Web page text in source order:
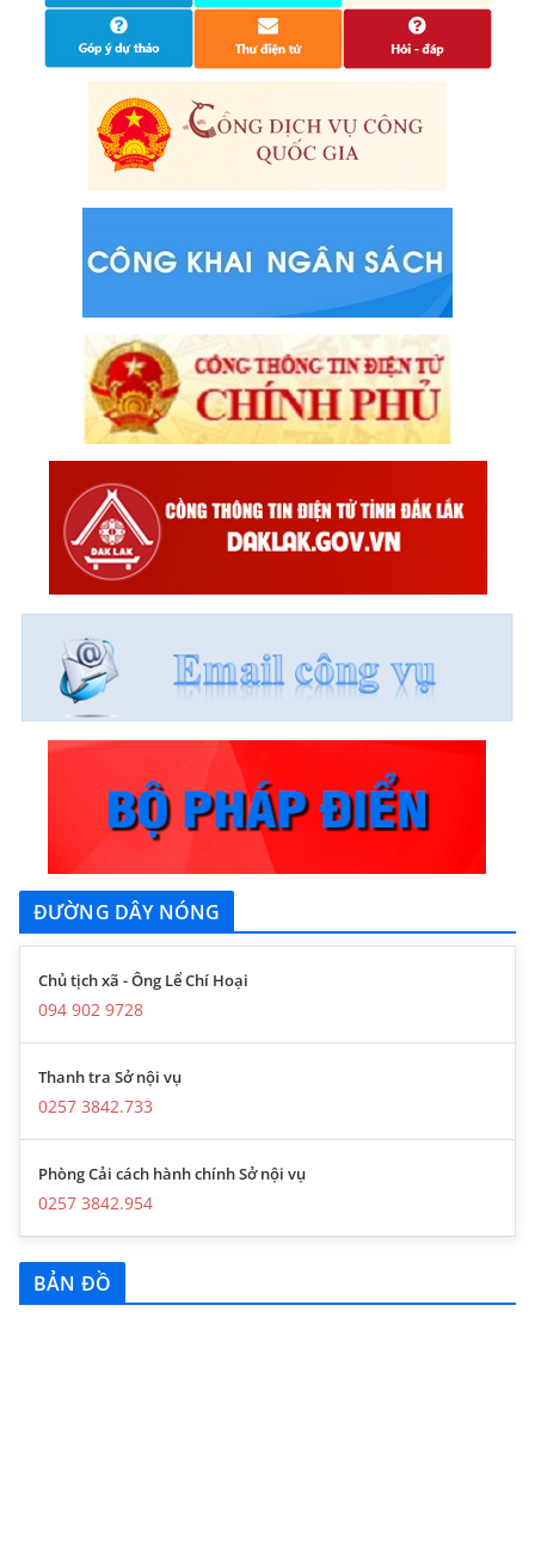
ĐƯỜNG DÂY NÓNG
Chủ tịch xã - Ông Lể Chí Hoại
094 902 9728
Thanh tra Sở nội vụ
0257 3842.733
Phòng Cải cách hành chính Sở nội vụ
0257 3842.954
BẢN ĐỒ